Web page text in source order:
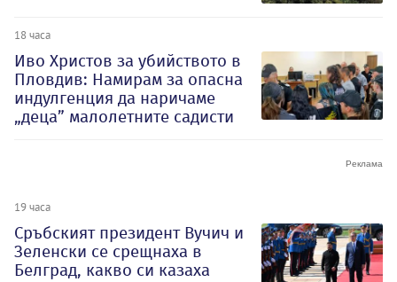
18 часа
Иво Христов за убийството в
Пловдив: Намирам за опасна
индулгенция да наричаме
„деца” малолетните садисти
19 часа
Сръбският президент Вучич и
Зеленски се срещнаха в
Белград, какво си казаха